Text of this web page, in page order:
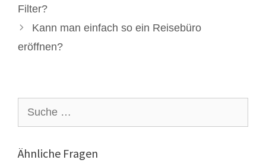
Filter?
Kann man einfach so ein Reisebüro
eröffnen?
nach:
Ähnliche Fragen